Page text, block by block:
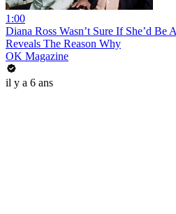
1:00
Diana Ross Wasn’t Sure If She’d
Reveals The Reason Why
OK Magazine
il y a 6 ans